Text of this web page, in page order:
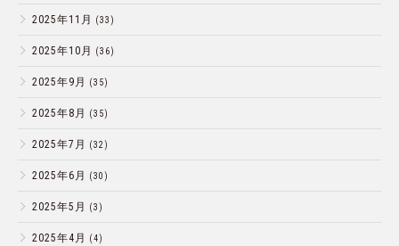
2025年11月 (33)
2025年10月 (36)
2025年9月 (35)
2025年8月 (35)
2025年7月 (32)
2025年6月 (30)
2025年5月 (3)
2025年4月 (4)